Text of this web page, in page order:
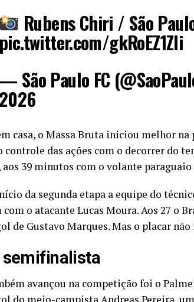
Rubens Chiri / São
pic.twitter.com/gkRoEZ1ZIi
— São Paulo FC
2026
casa, o Massa Bruta iniciou melhor
controle das ações com o decorrer do
39 minutos com o volante
da segunda etapa a equipe do
o atacante Lucas Moura. Aos 27 o
de Gustavo Marques. Mas o placar
semifinalista
avançou na competição foi o